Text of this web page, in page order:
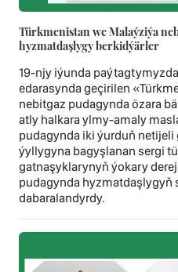
Türkmenistan we Malaýziýa
hyzmatdaşlygy berkidýärler
19-njy iýunda
edarasynda geçirilen
nebitgaz pudagynda özara
atly halkara ylmy-amaly
pudagynda iki ýurduň
ýyllygyna bagyşlanan sergi
gatnaşyklarynyň ýokary
pudagynda hyzmatdaşlygyň
dabaralandyrdy.